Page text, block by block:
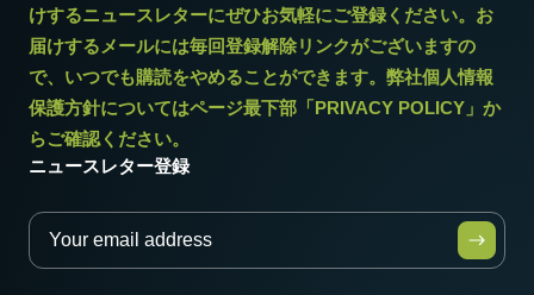
動作温度 (周辺温度)
-5°C ～ +45°C
けするニュースレターにぜひお気軽にご登録ください。お
届けするメールには毎回登録解除リンクがございますの
で、いつでも購読をやめることができます。弊社個人情報
保護方針についてはページ最下部「PRIVACY POLICY」か
らご確認ください。
ニュースレター登録